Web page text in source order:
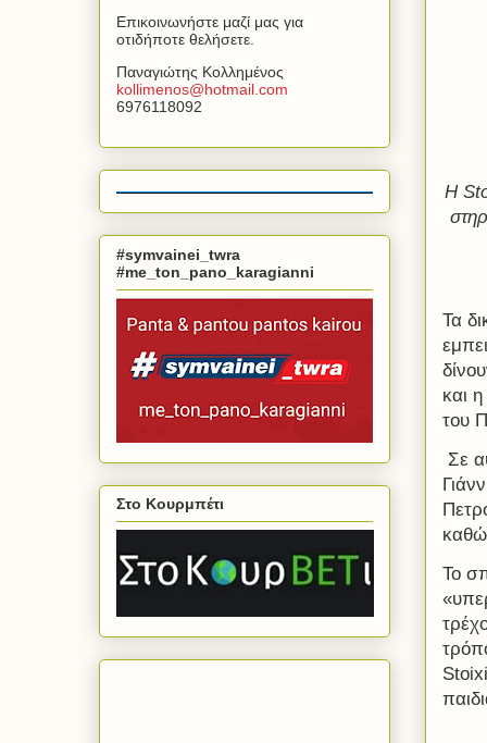
Η
Τα
και
του
Σε
Το
Επικοινωνήστε μαζί μας για
οτιδήποτε θελήσετε.
Παναγιώτης Κολλημένος
kollimenos@hotmail com
6976118092
#symvainei_twra
#me_ton_pano_karagianni
Στο Κουρμπέτι